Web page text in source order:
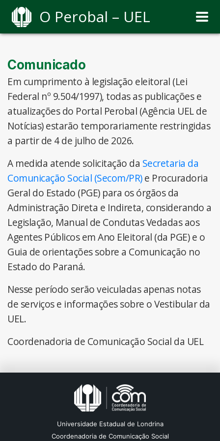
O Perobal – UEL
Comunicado
Em cumprimento à legislação eleitoral (Lei
Federal nº 9.504/1997), todas as publicações e
atualizações do Portal Perobal (Agência UEL de
Notícias) estarão temporariamente restringidas
a partir de 4 de julho de 2026.
A medida atende solicitação da Secretaria da
Comunicação Social (Secom/PR)e Procuradoria
Geral do Estado (PGE) para os órgãos da
Administração Direta e Indireta, considerando a
Legislação, Manual de Condutas Vedadas aos
Agentes Públicos em Ano Eleitoral (da PGE) e o
Guia de orientações sobre a Comunicação no
Estado do Paraná.
Nesse período serão veiculadas apenas notas
de serviços e informações sobre o Vestibular da
UEL.
Coordenadoria de Comunicação Social da UEL
Universidade Estadual de Londrina
Coordenadoria de Comunicação Social